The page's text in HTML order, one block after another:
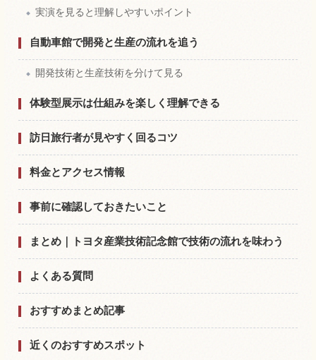
実演を見ると理解しやすいポイント
自動車館で開発と生産の流れを追う
開発技術と生産技術を分けて見る
体験型展示は仕組みを楽しく理解できる
訪日旅行者が見やすく回るコツ
料金とアクセス情報
事前に確認しておきたいこと
まとめ｜トヨタ産業技術記念館で技術の流れを味わう
よくある質問
おすすめまとめ記事
近くのおすすめスポット